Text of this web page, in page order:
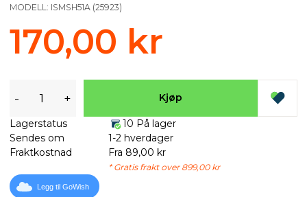
MODELL: ISMSH51A (25923)
170,00 kr
- + Kjøp
Lagerstatus
10 På lager
Sendes om
1-2 hverdager
Fraktkostnad
Fra 89,00 kr
* Gratis frakt over 899,00 kr
Legg til GoWish